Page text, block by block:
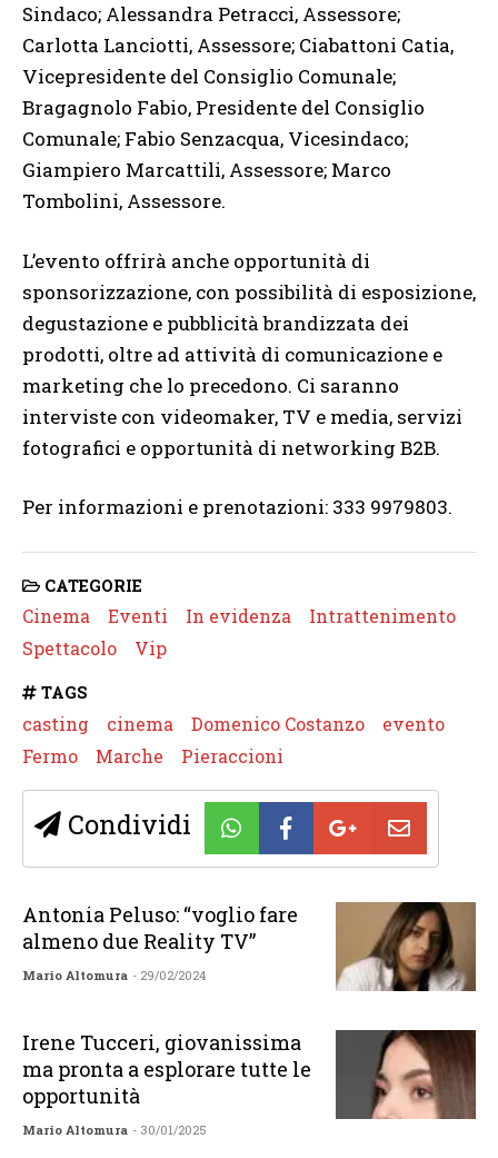
Sindaco; Alessandra Petracci, Assessore;
Carlotta Lanciotti, Assessore; Ciabattoni Catia,
Vicepresidente del Consiglio Comunale;
Bragagnolo Fabio, Presidente del Consiglio
Comunale; Fabio Senzacqua, Vicesindaco;
Giampiero Marcattili, Assessore; Marco
Tombolini, Assessore.
L’evento offrirà anche opportunità di
sponsorizzazione, con possibilità di esposizione,
degustazione e pubblicità brandizzata dei
prodotti, oltre ad attività di comunicazione e
marketing che lo precedono. Ci saranno
interviste con videomaker, TV e media, servizi
fotografici e opportunità di networking B2B.
Per informazioni e prenotazioni: 333 9979803.
CATEGORIE
Cinema Eventi In evidenza
Intrattenimento
Spettacolo
Vip
TAGS
casting cinema Domenico Costanzo
evento
Fermo
Marche Pieraccioni
Condividi
Antonia Peluso: “voglio fare
almeno due Reality TV”
Mario Altomura - 29/02/2024
Irene Tucceri, giovanissima
ma pronta a esplorare tutte le
opportunità
Mario Altomura - 30/01/2025